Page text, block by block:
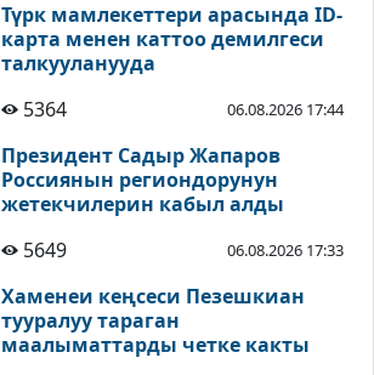
Түрк мамлекеттери арасында ID-
карта менен каттоо демилгеси
талкууланууда
5364
06.08.2026 17:44
Президент Садыр Жапаров
Россиянын региондорунун
жетекчилерин кабыл алды
5649
06.08.2026 17:33
Хаменеи кеңсеси Пезешкиан
тууралуу тараган
маалыматтарды четке какты